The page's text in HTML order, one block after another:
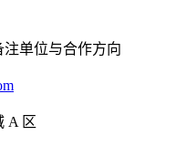
单位与合作方向
A 区